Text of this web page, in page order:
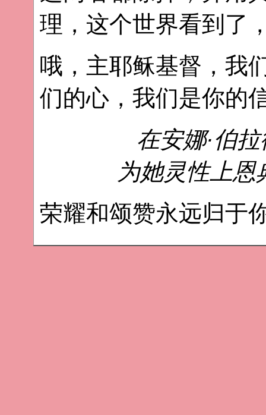
理，这个世界看到了
哦，主耶稣基督，我
们的心，我们是你的
在安娜·伯
为她灵性上
荣耀和颂赞永远归于